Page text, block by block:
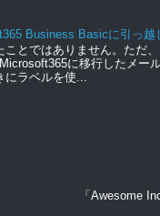
Business Basicに引っ越
とではありません。ただ
に移行したメー
にラベルを使...
「Awesome